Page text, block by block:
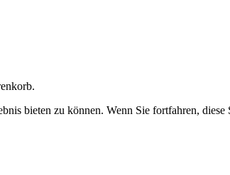
bieten zu können. Wenn Sie fortfahren,